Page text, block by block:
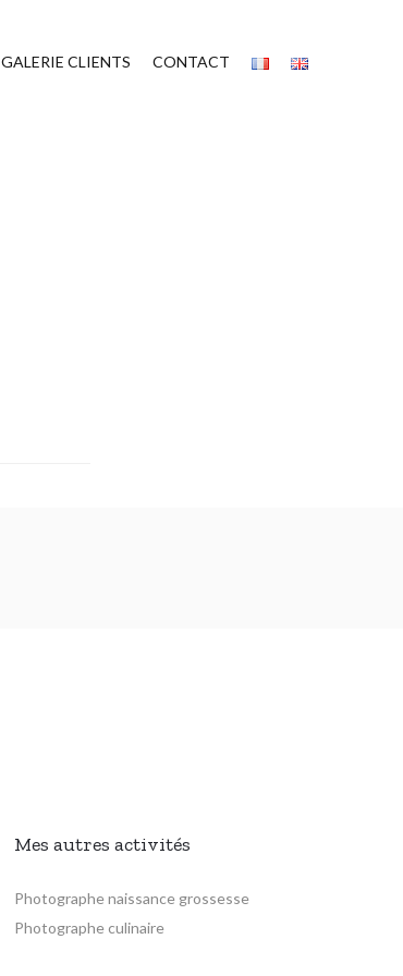
GALERIE CLIENTS CONTACT
Mes autres activités
Photographe naissance grossesse
Photographe culinaire